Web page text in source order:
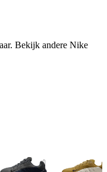
Bekijk andere Nike